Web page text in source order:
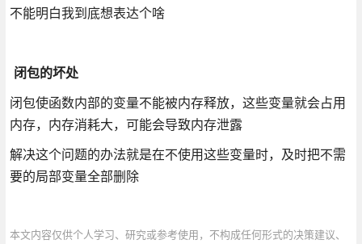
不能明白我到底想表达个啥
闭包的坏处
闭包使函数内部的变量不能被内存释放，这些变量就会占用
内存，内存消耗大，可能会导致内存泄露
解决这个问题的办法就是在不使用这些变量时，及时把不需
要的局部变量全部删除
本文内容仅供个人学习、研究或参考使用，不构成任何形式的决策建议、